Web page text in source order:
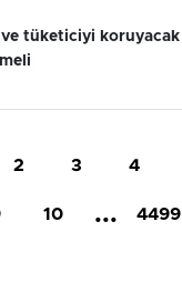
koruyacak kalıcı çözümler
2 3 4
10 ... 4499